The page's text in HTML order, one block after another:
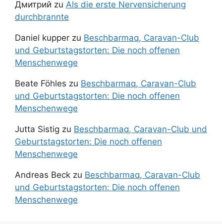
Дмитрий zu Als die erste Nervensicherung
durchbrannte
Daniel kupper zu Beschbarmaq, Caravan-Club
und Geburtstagstorten: Die noch offenen
Menschenwege
Beate Föhles zu Beschbarmaq, Caravan-Club
und Geburtstagstorten: Die noch offenen
Menschenwege
Jutta Sistig zu Beschbarmaq, Caravan-Club und
Geburtstagstorten: Die noch offenen
Menschenwege
Andreas Beck zu Beschbarmaq, Caravan-Club
und Geburtstagstorten: Die noch offenen
Menschenwege